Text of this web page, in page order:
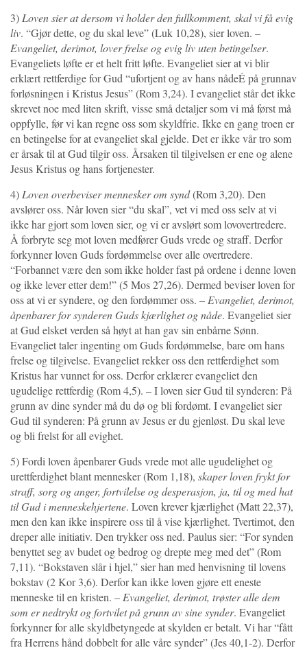
3) Loven sier at dersom vi holder den fullkomment, skal vi få evig
liv. “Gjør dette, og du skal leve” (Luk 10,28), sier loven. –
Evangeliet, derimot, lover frelse og evig liv uten betingelser.
Evangeliets løfte er et helt fritt løfte. Evangeliet sier at vi blir
erklært rettferdige for Gud “ufortjent og av hans nådeÉ på grunnav
forløsningen i Kristus Jesus” (Rom 3,24). I evangeliet står det ikke
skrevet noe med liten skrift, visse små detaljer som vi må først må
oppfylle, før vi kan regne oss som skyldfrie. Ikke en gang troen er
en betingelse for at evangeliet skal gjelde. Det er ikke vår tro som
er årsak til at Gud tilgir oss. Årsaken til tilgivelsen er ene og alene
Jesus Kristus og hans fortjenester.
4) Loven overbeviser mennesker om synd(Rom 3,20). Den
avslører oss. Når loven sier “du skal”, vet vi med oss selv at vi
ikke har gjort som loven sier, og vi er avslørt som lovovertredere.
Å forbryte seg mot loven medfører Guds vrede og straff. Derfor
forkynner loven Guds fordømmelse over alle overtredere.
“Forbannet være den som ikke holder fast på ordene i denne loven
og ikke lever etter dem!” (5 Mos 27,26). Dermed beviser loven for
oss at vi er syndere, og den fordømmer oss. – Evangeliet, derimot,
åpenbarer for synderen Guds kjærlighet og nåde. Evangeliet sier
at Gud elsket verden så høyt at han gav sin enbårne Sønn.
Evangeliet taler ingenting om Guds fordømmelse, bare om hans
frelse og tilgivelse. Evangeliet rekker oss den rettferdighet som
Kristus har vunnet for oss. Derfor erklærer evangeliet den
ugudelige rettferdig (Rom 4,5). – I loven sier Gud til synderen: På
grunn av dine synder må du dø og bli fordømt. I evangeliet sier
Gud til synderen: På grunn av Jesus er du gjenløst. Du skal leve
og bli frelst for all evighet.
5) Fordi loven åpenbarer Guds vrede mot alle ugudelighet og
urettferdighet blant mennesker (Rom 1,18), skaper loven frykt for
straff, sorg og anger, fortvilelse og desperasjon, ja, til og med hat
til Gud i menneskehjertene. Loven krever kjærlighet (Matt 22,37),
men den kan ikke inspirere oss til å vise kjærlighet. Tvertimot, den
dreper alle initiativ. Den trykker oss ned. Paulus sier: “For synden
benyttet seg av budet og bedrog og drepte meg med det” (Rom
7,11). “Bokstaven slår i hjel,” sier han med henvisning til lovens
bokstav (2 Kor 3,6). Derfor kan ikke loven gjøre ett eneste
menneske til en kristen. – Evangeliet, derimot, trøster alle dem
som er nedtrykt og fortvilet på grunn av sine synder. Evangeliet
forkynner for alle skyldbetyngede at skylden er betalt. Vi har “fått
fra Herrens hånd dobbelt for alle våre synder” (Jes 40,1-2). Derfor